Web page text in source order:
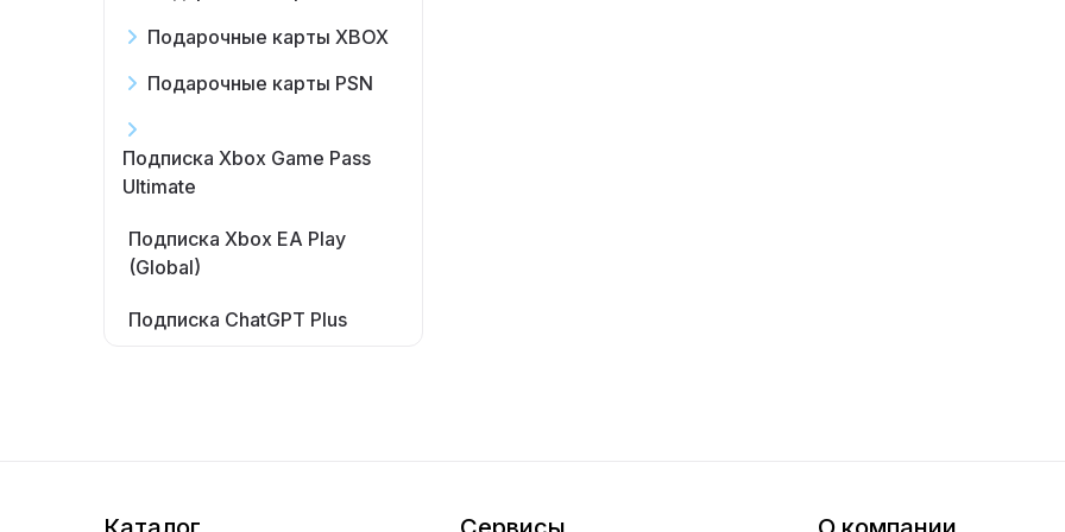
Подарочные карты XBOX
Подарочные карты PSN
Подписка Xbox Game Pass
Ultimate
Подписка Xbox EA Play
(Global)
Подписка ChatGPT Plus